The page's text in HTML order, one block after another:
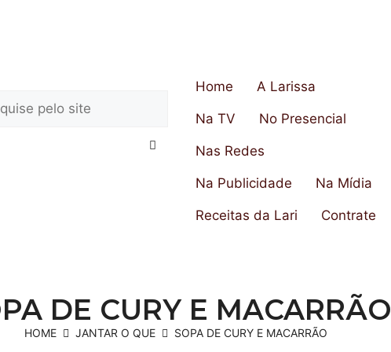
Home A Larissa
Na TV No Presencial
Nas Redes
Na Publicidade Na Mídia
Receitas da Lari Contrate
DE CURY E MACARRÃO
HOME JANTAR O QUE SOPA DE CURY E MACARRÃO